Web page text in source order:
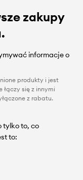
zakupy
informacje o
produkty i jest
łączy się z innymi
z rabatu.
tylko to, co
to: